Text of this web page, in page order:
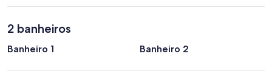
2 banheiros
Banheiro 1 Banheiro 2